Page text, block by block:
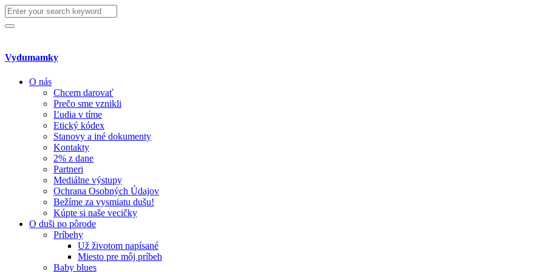
Search
for:
Search
Vydumamky
O nás
Chcem darovať
Prečo sme vznikli
Ľudia v tíme
Etický kódex
Stanovy a iné dokumenty
Kontakty
2% z dane
Partneri
Mediálne výstupy
Ochrana Osobných Údajov
Bežíme za vysmiatu dušu!
Kúpte si naše vecičky
O duši po pôrode
Príbehy
Už životom napísané
Miesto pre môj príbeh
Baby blues